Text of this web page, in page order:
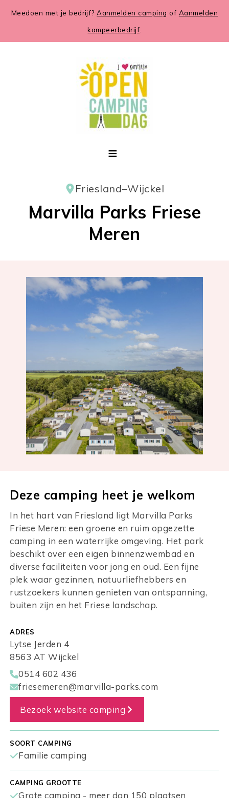
Meedoen met je bedrijf?Aanmelden camping of Aanmelden
kampeerbedrijf
Friesland–Wijckel
Marvilla Parks Friese
Meren
Deze camping heet je welkom
In het hart van Friesland ligt Marvilla Parks
Friese Meren: een groene en ruim opgezette
camping in een waterrijke omgeving. Het park
beschikt over een eigen binnenzwembad en
diverse faciliteiten voor jong en oud. Een fijne
plek waar gezinnen, natuurliefhebbers en
rustzoekers kunnen genieten van ontspanning,
buiten zijn en het Friese landschap.
ADRES
Lytse Jerden 4
8563 AT Wijckel
0514 602 436
friesemeren@marvilla-parks.com
Bezoek website camping
SOORT CAMPING
Familie camping
CAMPING GROOTTE
Grote camping - meer dan 150 plaatsen